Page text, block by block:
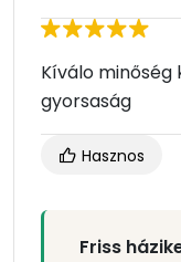
Kíválo minőség
gyorsaság
Hasznos
Friss